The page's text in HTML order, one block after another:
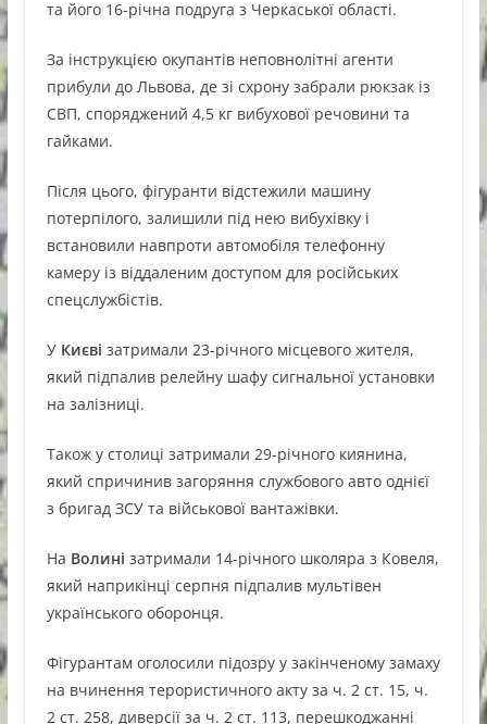
та його 16-річна подруга з Черкаської області.
За інструкцією окупантів неповнолітні агенти
прибули до Львова, де зі схрону забрали рюкзак із
СВП, споряджений 4,5 кг вибухової речовини та
гайками.
Після цього, фігуранти відстежили машину
потерпілого, залишили під нею вибухівку і
встановили навпроти автомобіля телефонну
камеру із віддаленим доступом для російських
спецслужбістів.
У Києві затримали 23-річного місцевого жителя,
який підпалив релейну шафу сигнальної установки
на залізниці.
Також у столиці затримали 29-річного киянина,
який спричинив загоряння службового авто однієї
з бригад ЗСУ та військової вантажівки.
На Волині затримали 14-річного школяра з Ковеля,
який наприкінці серпня підпалив мультівен
українського оборонця.
Фігурантам оголосили підозру у закінченому замаху
на вчинення терористичного акту за ч. 2 ст. 15, ч.
2 ст. 258, диверсії за ч. 2 ст. 113, перешкоджанні